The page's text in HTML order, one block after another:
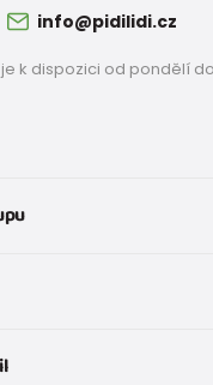
info@pidilidi.cz
k dispozici od pondělí
obuvi